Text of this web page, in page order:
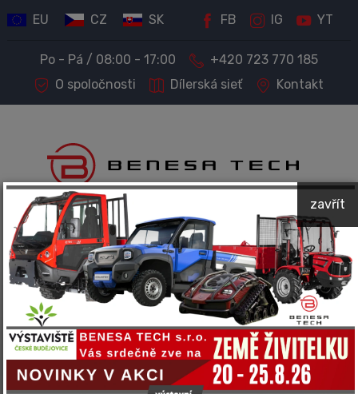
EU CZ SK
Po - Pá / 08:00 - 17:00
+420 723 770 185
O spoločnosti
Dílerská sieť Kontakt
FB IG YT
PREDAJ STROJOV A TECHNIKY
Kompletný servis a príslušenstvo
Spoločnosť BENESA TECH predáva a ponúka servis
nasledujúcich značiek:
CARON CNF GYRU-STAR
zavřít